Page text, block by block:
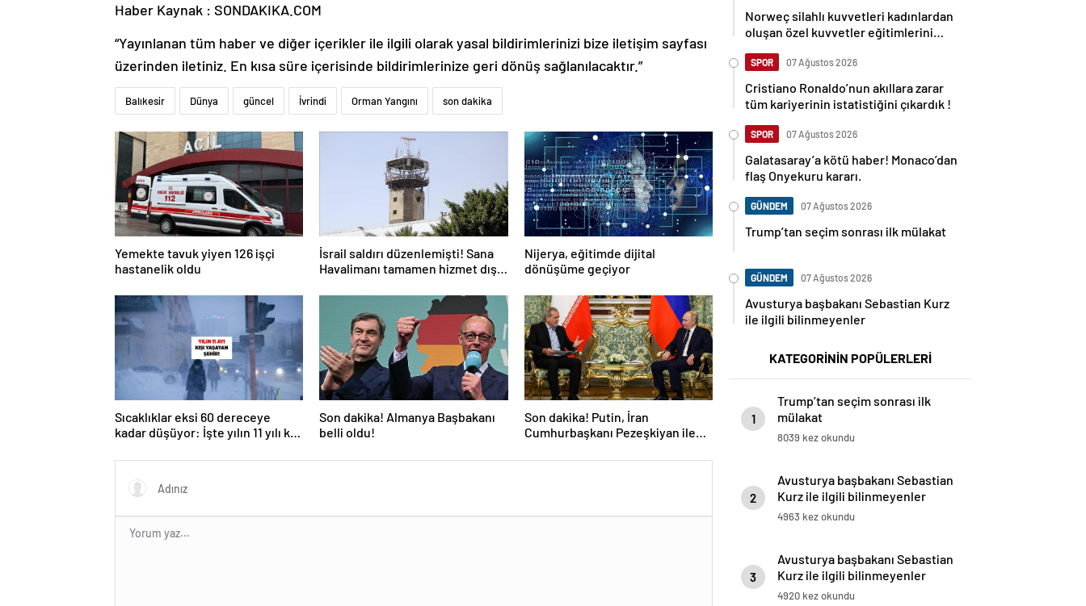
Haber Kaynak : SONDAKIKA.COM
“Yayınlanan tüm haber ve diğer içerikler ile ilgili olarak yasal bildirimlerinizi bize iletişim sayfası
üzerinden iletiniz. En kısa süre içerisinde bildirimlerinize geri dönüş sağlanılacaktır.”
Balıkesir Dünya güncel İvrindi Orman Yangını son dakika
Yemekte tavuk yiyen 126 işçi
hastanelik oldu
İsrail saldırı düzenlemişti! Sana
Havalimanı tamamen hizmet dışı
Nijerya, eğitimde dijital
dönüşüme geçiyor
Sıcaklıklar eksi 60 dereceye
kadar düşüyor: İşte yılın 11 yılı kışı
Son dakika! Almanya Başbakanı
belli oldu!
Son dakika! Putin, İran
Cumhurbaşkanı Pezeşkiyan ile
Norweç silahlı kuvvetleri kadınlardan
oluşan özel kuvvetler eğitimlerini
SPOR 07 Ağustos 2026
Cristiano Ronaldo’nun akıllara zarar
tüm kariyerinin istatistiğini çıkardık !
SPOR 07 Ağustos 2026
Galatasaray’a kötü haber! Monaco’dan
flaş Onyekuru kararı.
GÜNDEM 07 Ağustos 2026
Trump’tan seçim sonrası ilk mülakat
GÜNDEM 07 Ağustos 2026
Avusturya başbakanı Sebastian Kurz
ile ilgili bilinmeyenler
KATEGORİNİN POPÜLERLERİ
1
Trump’tan seçim sonrası ilk
mülakat
8039 kez okundu
2
Avusturya başbakanı Sebastian
Kurz ile ilgili bilinmeyenler
4963 kez okundu
3
Avusturya başbakanı Sebastian
Kurz ile ilgili bilinmeyenler
4920 kez okundu